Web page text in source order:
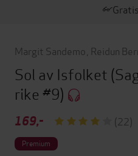
Margit Sandemo Reidun
Sol av Isfolket
rike #9)
169,- (22)
Premium